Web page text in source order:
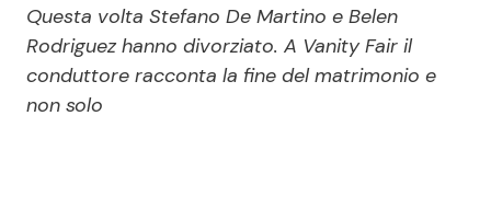
Politica Reality e Talent
Soap Opera
Questa volta Stefano De Martino e Belen
Rodriguez hanno divorziato. A Vanity Fair il
conduttore racconta la fine del matrimonio e
non solo